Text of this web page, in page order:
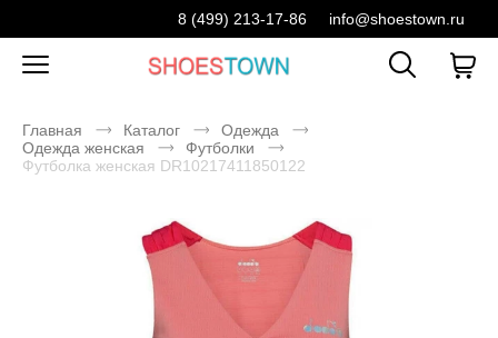
8 (499) 213-17-86 info@shoestown.ru
Главная Каталог
Одежда
Одежда женская
Футболки
Футболка женская DR10217411850122